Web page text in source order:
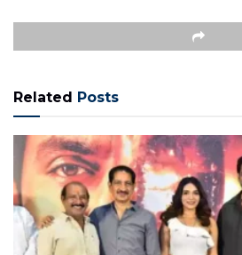
Related Posts